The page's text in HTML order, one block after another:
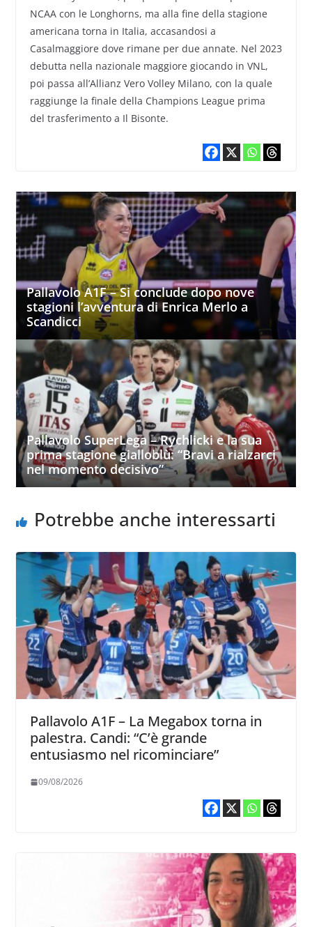
NCAA con le Longhorns, ma alla fine della stagione
americana torna in Italia, accasandosi a
Casalmaggiore dove rimane per due annate. Nel 2023
debutta nella nazionale maggiore giocando in VNL,
poi passa all’Allianz Vero Volley Milano, con la quale
raggiunge la finale della Champions League prima
del trasferimento a Il Bisonte.
Pallavolo A1F – Si conclude dopo nove
stagioni l’avventura di Enrica Merlo a
Scandicci
Pallavolo SuperLega – Rychlicki e la sua
prima stagione gialloblù: “Bravi a rialzarci
nel momento decisivo”
Potrebbe anche interessarti
Pallavolo A1F – La Megabox torna in
palestra. Candi: “C’è grande
entusiasmo nel ricominciare”
09/08/2026